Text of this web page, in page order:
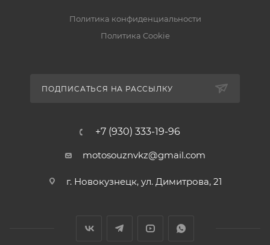
Политика конфиденциальности
Политика Cookie
ПОДПИСАТЬСЯ НА РАССЫЛКУ
+7 (930) 333-19-96
motosouznvkz@gmail.com
г. Новокузнецк, ул. Димитрова, 21